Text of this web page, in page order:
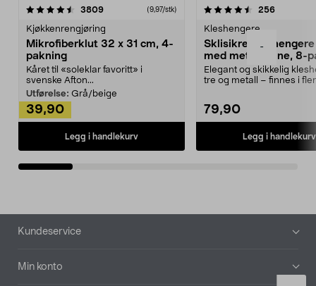
-
3809anmeldelser(9,97/stk)
Kjøkkenrengjøring
Mikrofiberklut 32 x 31 cm, 4-
pakning
Kåret til «soleklar favoritt» i
svenske Afton...
Utførelse: Grå/beige
39,90
Legg i handlekurv
4.5av 5 stjerner 256
Kleshengere
Sklisikre
med metallpinne, 8-
Elegant og skikkelig
tre og metall – finnes i
79,90
Legg i handlekurv
4.5av 5 stjerner
Bunntekst
Kundeservice
Min konto